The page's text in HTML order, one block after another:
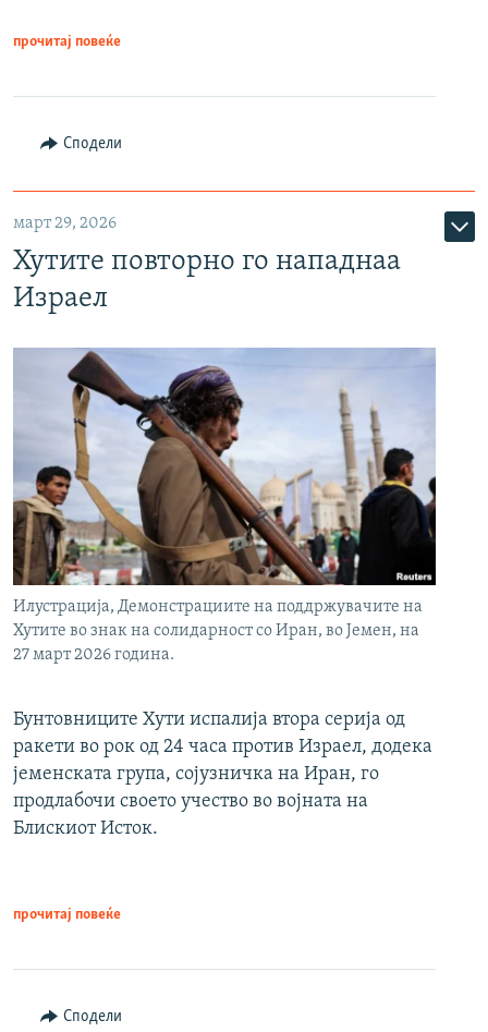
прочитај повеќе
Сподели
март 29, 2026
Хутите повторно го нападнаа
Израел
Илустрација, Демонстрациите на поддржувачите на
Хутите во знак на солидарност со Иран, во Јемен, на
27 март 2026 година.
Бунтовниците Хути испалија втора серија од
ракети во рок од 24 часа против Израел, додека
јеменската група, сојузничка на Иран, го
продлабочи своето учество во војната на
Блискиот Исток.
прочитај повеќе
Сподели